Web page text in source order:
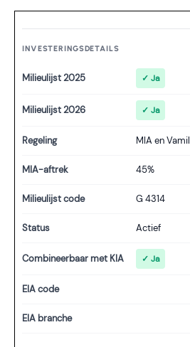
INVESTERINGSDETAILS
Milieulijst 2025 ✓ Ja
Milieulijst 2026 ✓ Ja
Regeling MIA en Vamil
MIA-aftrek 45%
Milieulijst code G 4314
Status Actief
Combineerbaar met KIA ✓ Ja
EIA code
EIA branche